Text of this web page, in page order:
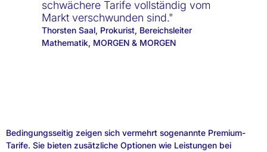
schwächere Tarife vollständig vom
Markt verschwunden sind."
Thorsten Saal, Prokurist, Bereichsleiter
Mathematik, MORGEN & MORGEN
Bedingungsseitig zeigen sich vermehrt sogenannte Premium-
Tarife. Sie bieten zusätzliche Optionen wie Leistungen bei